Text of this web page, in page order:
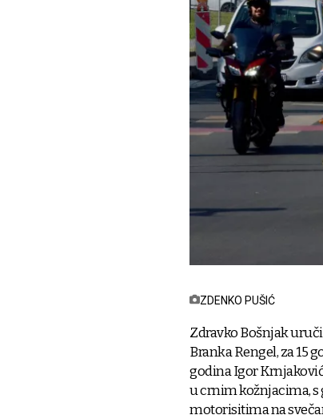
ZDENKO PUŠIĆ
Zdravko Bošnjak
Branka Rengel, za 15
godina Igor
u crnim kožnjacima,
motorisitima na